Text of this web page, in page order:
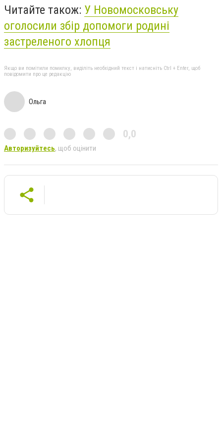
Читайте також: У Новомосковську
оголосили збір допомоги родині
застреленого хлопця
Якщо ви помітили помилку, виділіть необхідний текст і натисніть Ctrl + Enter, щоб
повідомити про це редакцію
Ольга
0,0
Авторизуйтесь, щоб оцінити